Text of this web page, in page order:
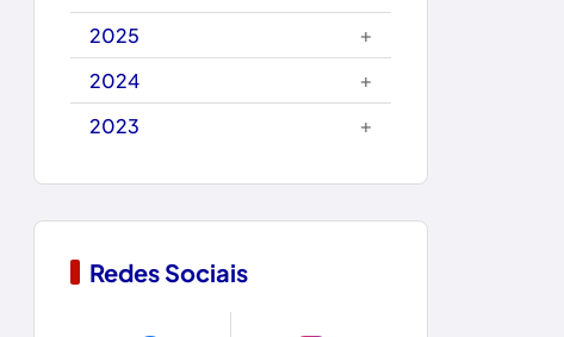
Carinhanha
Caturama
Chapada Diamantina
Condeúba
Copa do Mundo 2026
2025
+
2024
+
2023
+
Redes Sociais